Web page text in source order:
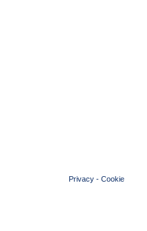
Privacy - Cookie